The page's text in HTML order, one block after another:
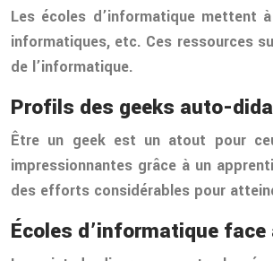
Les écoles d’informatique mettent
informatiques, etc. Ces ressources
de l’informatique.
Profils des geeks auto-
Être un geek est un atout pour
impressionnantes grâce à un
des efforts considérables pour
Écoles d’informatique